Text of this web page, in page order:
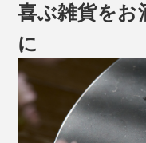
喜ぶ雑貨をお
に